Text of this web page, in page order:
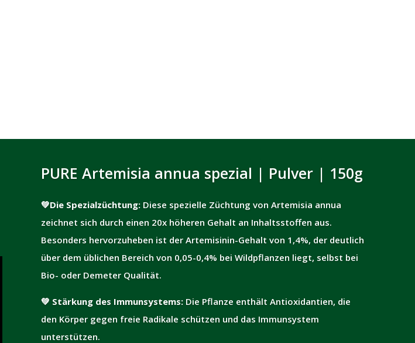
PURE Artemisia annua spezial | Pulver | 150g
💚Die Spezialzüchtung: Diese spezielle Züchtung von Artemisia annua
zeichnet sich durch einen 20x höheren Gehalt an Inhaltsstoffen aus.
Besonders hervorzuheben ist der Artemisinin-Gehalt von 1,4%, der deutlich
über dem üblichen Bereich von 0,05-0,4% bei Wildpflanzen liegt, selbst bei
Bio- oder Demeter Qualität.
💚 Stärkung des Immunsystems:Die Pflanze enthält Antioxidantien, die
den Körper gegen freie Radikale schützen und das Immunsystem
unterstützen.